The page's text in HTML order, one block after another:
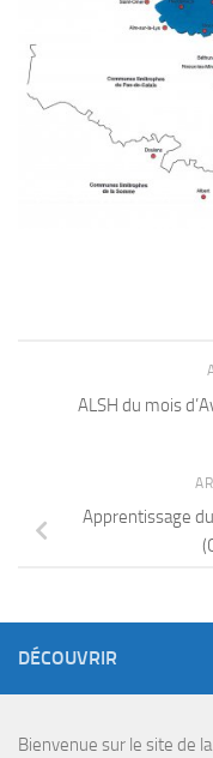
ALSH du mois
Apprentissage
DÉCOUVRIR
Bienvenue sur le site de